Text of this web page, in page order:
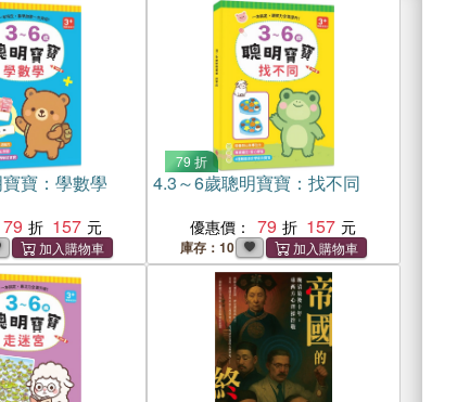
寶：學數學
79 157
79 折
4.3～6歲聰明寶寶：找不同
優惠價： 79 157
庫存：10